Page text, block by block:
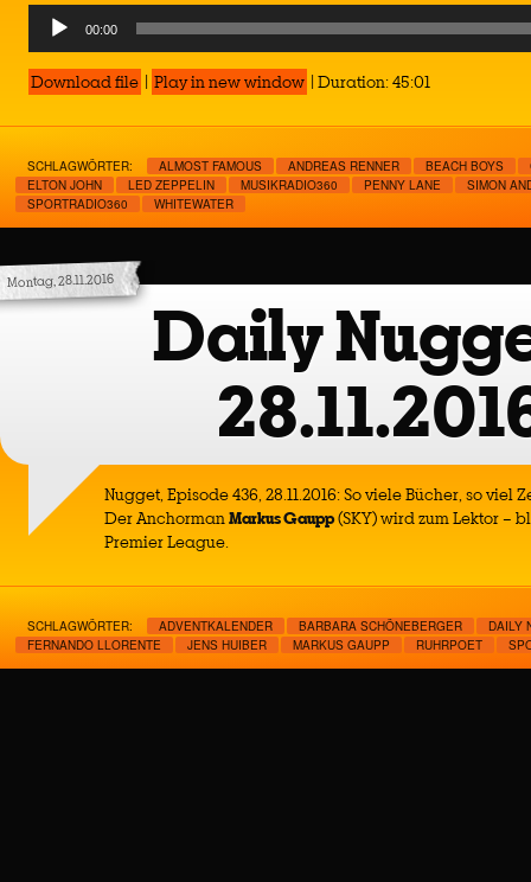
Audio
Player
00:00
Download file | Play in new window | Duration: 45:01
SCHLAGWÖRTER: ALMOST FAMOUS ANDREAS RENNER BEACH BOYS
ELTON JOHN
LED ZEPPELIN MUSIKRADIO360 PENNY LANE
SIMON
SPORTRADIO360
WHITEWATER
Montag, 28.11.2016
Daily
Nugget, Episode 436, 28.11.2016: So viele Bücher, so viel
Der AnchormanMarkus Gaupp(SKY) wird zum Lektor –
Premier League.
SCHLAGWÖRTER: ADVENTKALENDER BARBARA SCHÖNEBERGER
DAILY
FERNANDO LLORENTE
JENS HUIBER MARKUS GAUPP RUHRPOET